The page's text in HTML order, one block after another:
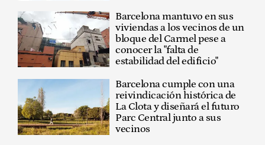
Barcelona mantuvo en sus
viviendas a los vecinos de un
bloque del Carmel pese a
conocer la "falta de
estabilidad del edificio"
Barcelona cumple con una
reivindicación histórica de
La Clota y diseñará el futuro
Parc Central junto a sus
vecinos